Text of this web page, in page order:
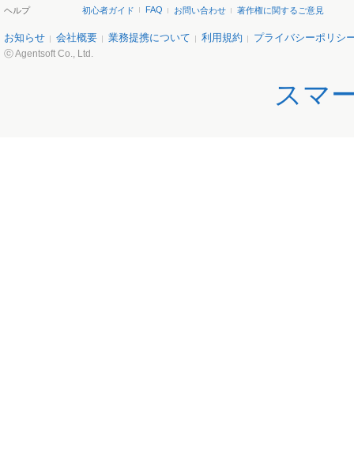
ヘルプ
初心者ガイド FAQ お問い合わせ 著作権に関するご意見
お知らせ 会社概要 業務提携について 利用規約 プライバシーポリシ
ⓒ Agentsoft Co., Ltd.
スマ